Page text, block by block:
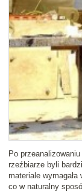
Po
rzeźbiarze byli
materiale
co w naturalny